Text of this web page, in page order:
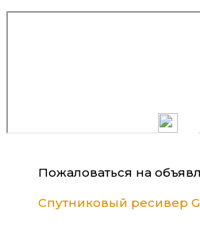
Пожаловаться на
Спутниковый ресивер